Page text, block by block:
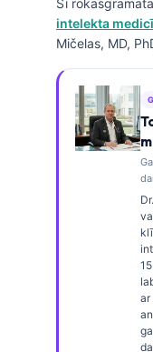
Šī
intelekta
Mičelas, MD,
ar